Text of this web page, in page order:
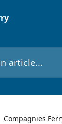
Compagnies